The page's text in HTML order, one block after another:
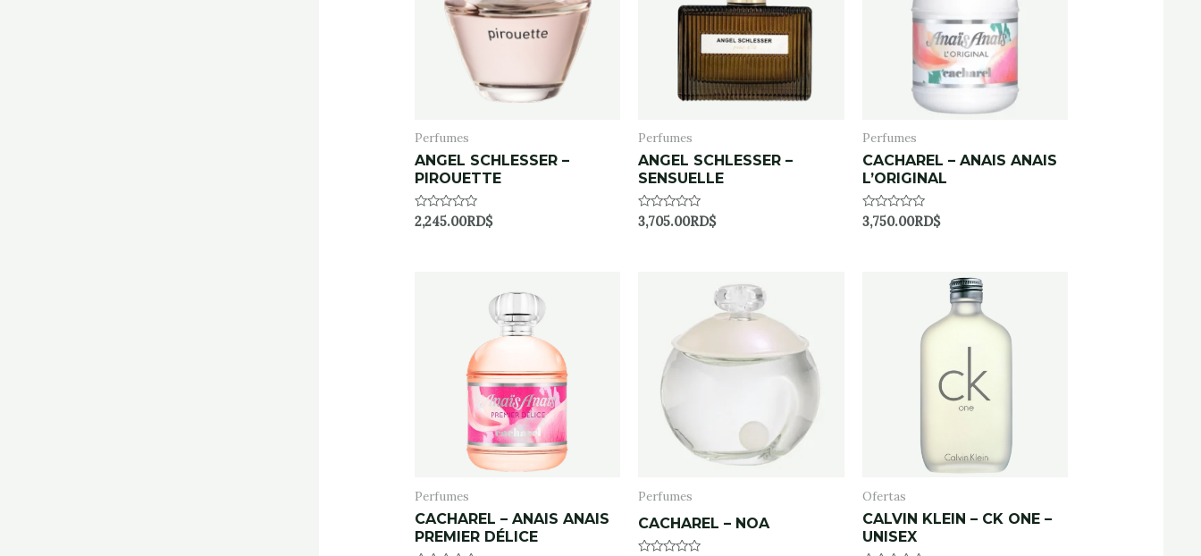
Perfumes
ANGEL SCHLESSER –
PIROUETTE
Rated
0
2,245.00RD$
Perfumes
ANGEL SCHLESSER –
SENSUELLE
Rated
0
3,705.00RD$
Perfumes
CACHAREL – ANAIS ANAIS
L’ORIGINAL
Rated
0
3,750.00RD$
Perfumes
CACHAREL – ANAIS ANAIS
PREMIER DÉLICE
Perfumes
CACHAREL – NOA
Ofertas
CALVIN KLEIN – CK ONE –
UNISEX